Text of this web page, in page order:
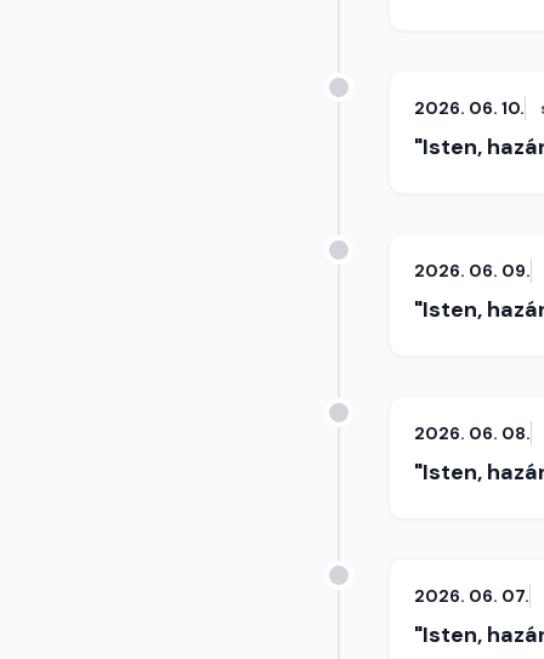
2026. 06. 10.
"Isten,
2026. 06. 09.
"Isten,
2026. 06. 08.
"Isten,
2026. 06. 07.
"Isten,